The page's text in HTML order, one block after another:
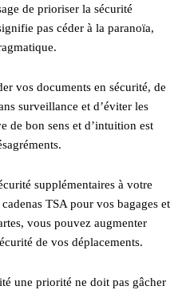
de prioriser la sécurité
pas céder à la paranoïa,
vos documents en sécurité, de
surveillance et d’éviter les
de bon sens et d’intuition est
supplémentaires à votre
TSA pour vos bagages et
vous pouvez augmenter
de vos déplacements.
une priorité ne doit pas gâcher